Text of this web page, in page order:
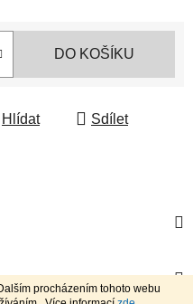
procházením tohoto webu
DO KOŠÍKU
Hlídat Sdílet